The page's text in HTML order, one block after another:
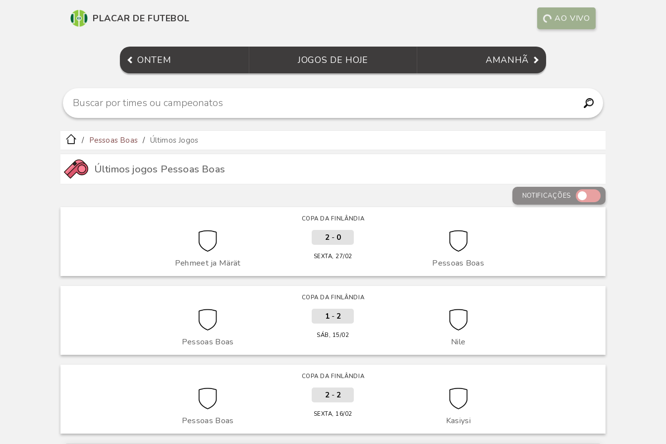
PLACAR DE FUTEBOL AO VIVO
ONTEM JOGOS DE HOJE AMANHÃ
Pessoas Boas Últimos Jogos
Últimos jogos Pessoas Boas
NOTIFICAÇÕES
COPA DA FINLÂNDIA
Pehmeet ja Märät Pessoas Boas
2- 0
SEXTA, 27/02
COPA DA FINLÂNDIA
Pessoas Boas Nile
1- 2
SÁB, 15/02
COPA DA FINLÂNDIA
Pessoas Boas Kasiysi
2- 2
SEXTA, 16/02